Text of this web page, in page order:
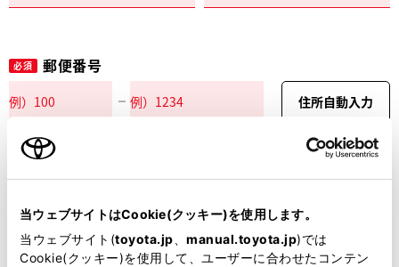
当ウェブサイトはCookie(クッキー)を使用します。
当ウェブサイト(toyota.jp manual.toyota.jp)では
Cookie(クッキー)を使用して、ユーザーに合わせたコンテン
必須 郵便番号
住所自動入力
必須 都道府県